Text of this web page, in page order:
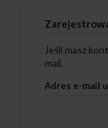
Jeśli masz
mail.
Adres e-mail